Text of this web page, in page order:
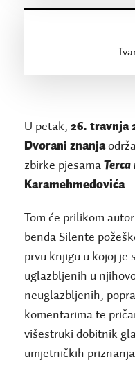
U petak,26. travnja
Dvorani znanja
zbirke pjesama
Karamehmedovića.
Tom će prilikom
benda Silente
prvu knjigu u kojoj je
uglazbljenih u
neuglazbljenih,
komentarima te
višestruki dobitnik
umjetničkih